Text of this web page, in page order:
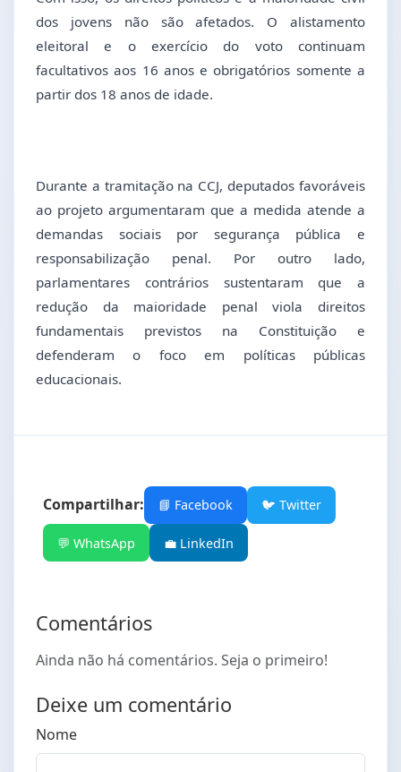
dos jovens não são afetados. O alistamento
eleitoral e o exercício do voto continuam
facultativos aos 16 anos e obrigatórios somente a
partir dos 18 anos de idade.
Durante a tramitação na CCJ, deputados favoráveis
ao projeto argumentaram que a medida atende a
demandas sociais por segurança pública e
responsabilização penal. Por outro lado,
parlamentares contrários sustentaram que a
redução da maioridade penal viola direitos
fundamentais previstos na Constituição e
defenderam o foco em políticas públicas
educacionais.
Compartilhar: 📘 Facebook 🐦 Twitter
💬 WhatsApp 💼 LinkedIn
Comentários
Ainda não há comentários. Seja o primeiro!
Deixe um comentário
Nome